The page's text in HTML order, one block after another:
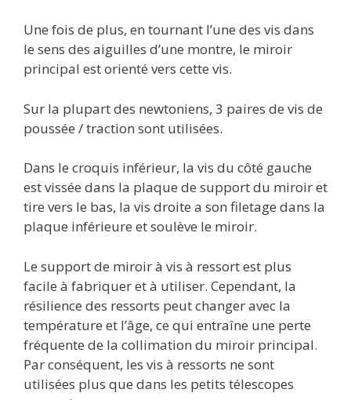
Une fois de plus, en tournant l’une des vis dans
le sens des aiguilles d’une montre, le miroir
principal est orienté vers cette vis.
Sur la plupart des newtoniens, 3 paires de vis de
poussée / traction sont utilisées.
Dans le croquis inférieur, la vis du côté gauche
est vissée dans la plaque de support du miroir et
tire vers le bas, la vis droite a son filetage dans la
plaque inférieure et soulève le miroir.
Le support de miroir à vis à ressort est plus
facile à fabriquer et à utiliser. Cependant, la
résilience des ressorts peut changer avec la
température et l’âge, ce qui entraîne une perte
fréquente de la collimation du miroir principal.
Par conséquent, les vis à ressorts ne sont
utilisées plus que dans les petits télescopes